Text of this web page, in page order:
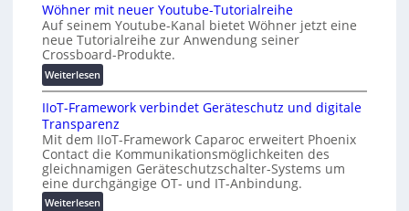
t
i
o
O
g
w
ä
c
K
o
s
t
e
n
f
a
l
l
e
A
Z
ü
r
i
c
h
:
T
r
e
f
Wöhner mit neuer Youtube-Tutorialreihe
Auf seinem Youtube-Kanal bietet Wöhner jetzt eine
neue Tutorialreihe zur Anwendung seiner
Crossboard-Produkte.
Weiterlesen:
W
ö
h
n
e
r
m
i
IIoT-Framework verbindet Geräteschutz und digitale
Transparenz
Mit dem IIoT-Framework Caparoc erweitert Phoenix
Contact die Kommunikationsmöglichkeiten des
gleichnamigen Geräteschutzschalter-Systems um
eine durchgängige OT- und IT-Anbindung.
Weiterlesen: